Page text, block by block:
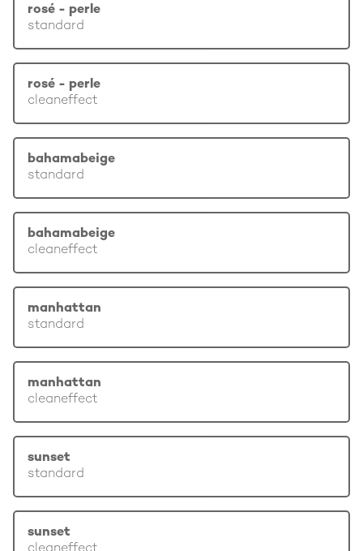
rosé - perle
standard
rosé - perle
cleaneffect
bahamabeige
standard
bahamabeige
cleaneffect
manhattan
standard
manhattan
cleaneffect
sunset
standard
sunset